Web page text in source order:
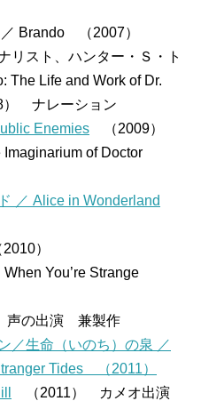
Brando （2007）
リスト、ハンター・Ｓ・ト
The Life and Work of Dr.
） ナレーション
Enemies （2009）
of Doctor
／ Alice in Wonderland
）
When You’re Strange
声の出演 兼製作
／生命（いのち）の泉 ／
Tides （2011）
（2011） カメオ出演